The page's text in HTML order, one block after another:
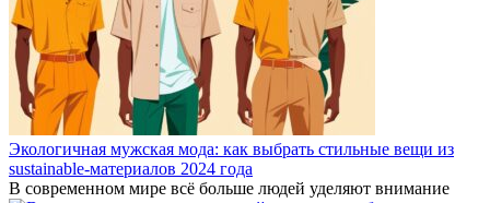
Экологичная мужская мода: как выбрать стильные вещи из
sustainable-материалов 2024 года
В современном мире всё больше людей уделяют внимание